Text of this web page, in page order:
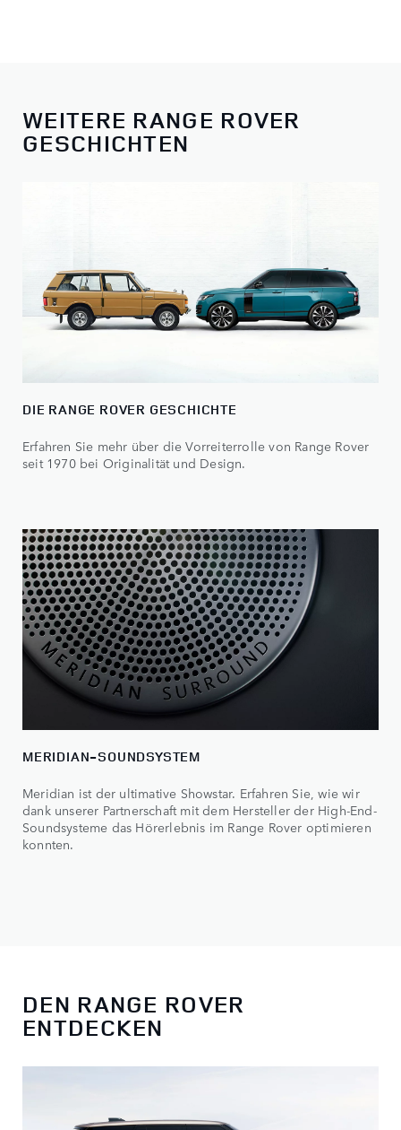
WEITERE RANGE ROVER
GESCHICHTEN
DIE RANGE ROVER GESCHICHTE
Erfahren Sie mehr über die Vorreiterrolle von Range Rover
seit 1970 bei Originalität und Design.
MERIDIAN-SOUNDSYSTEM
Meridian ist der ultimative Showstar. Erfahren Sie, wie wir
dank unserer Partnerschaft mit dem Hersteller der High-End-
Soundsysteme das Hörerlebnis im Range Rover optimieren
konnten.
DEN RANGE ROVER
ENTDECKEN